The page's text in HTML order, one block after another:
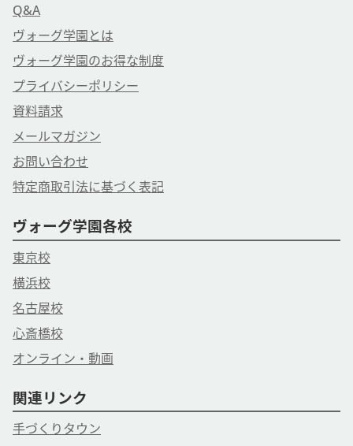
Q&A
ヴォーグ学園とは
ヴォーグ学園のお得な制度
プライバシーポリシー
資料請求
メールマガジン
お問い合わせ
特定商取引法に基づく表記
ヴォーグ学園各校
東京校
横浜校
名古屋校
心斎橋校
オンライン・動画
関連リンク
手づくりタウン